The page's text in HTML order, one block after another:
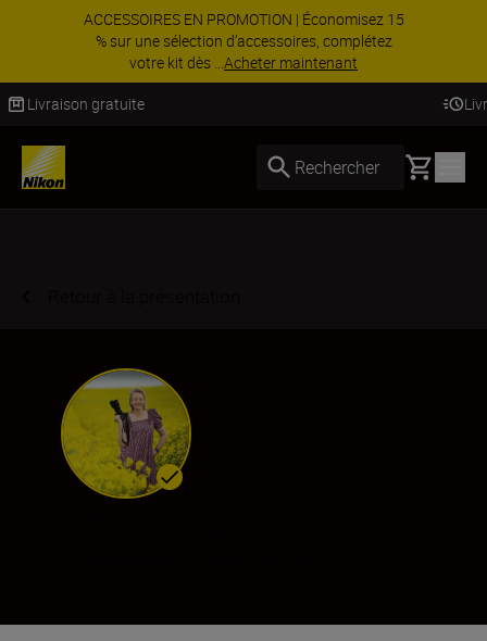
ACCESSOIRES EN PROMOTION | Économisez 15
% sur une sélection d’accessoires, complétez
votre kit dès ...Acheter maintenant
Rechercher Basket